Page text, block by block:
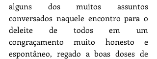
alguns dos muitos assuntos
conversados naquele encontro para o
deleite de todos em um
congraçamento muito honesto e
espontâneo, regado a boas doses de